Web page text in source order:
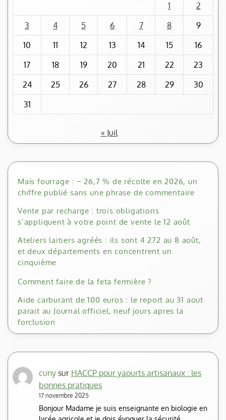
1
2
3
4 5 6 7 8
9
10
11 12 13 14 15
16
17
18 19 20 21 22
23
24
25 26 27 28 29
30
31
« Juil
Maïs fourrage : − 26,7 % de récolte en 2026, un
chiffre publié sans une phrase de commentaire
Vente par recharge : trois obligations
s’appliquent à votre point de vente le 12 août
Ateliers laitiers agréés : ils sont 4 272 au 8 août,
et deux départements en concentrent un
cinquième
Comment faire de la feta fermière ?
Aide carburant de 100 euros : le report au 31 aout
parait au Journal officiel, neuf jours apres la
forclusion
cuny sur HACCP pour yaourts artisanaux : les
bonnes pratiques
17 novembre 2025
Bonjour Madame je suis enseignante en biologie en